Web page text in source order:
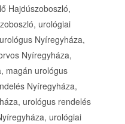
Hajdúszoboszló,
urológiai
Nyíregyháza,
Nyíregyháza,
magán urológus
Nyíregyháza,
urológus rendelés
urológiai